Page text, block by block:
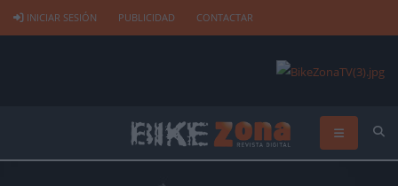
INICIAR SESIÓN PUBLICIDAD CONTACTAR